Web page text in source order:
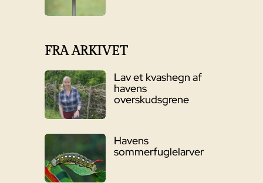
FRA ARKIVET
Lav et kvashegn af
havens
overskudsgrene
Havens
sommerfuglelarver